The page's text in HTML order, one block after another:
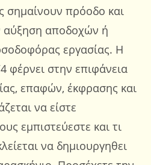
σημαίνουν πρόοδο και
αποδοχών ή
εργασίας. Η
φέρνει στην επιφάνεια
επαφών, έκφρασης και
να είστε
εμπιστεύεστε και τι
να δημιουργηθει